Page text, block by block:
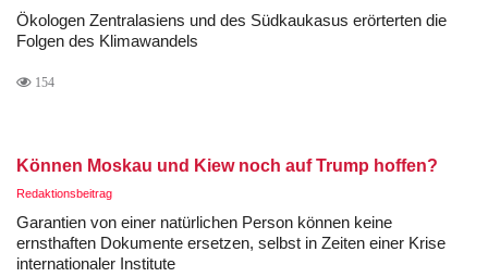
Ökologen Zentralasiens und des Südkaukasus erörterten die
Folgen des Klimawandels
154
Können Moskau und Kiew noch auf Trump hoffen?
Redaktionsbeitrag
Garantien von einer natürlichen Person können keine
ernsthaften Dokumente ersetzen, selbst in Zeiten einer Krise
internationaler Institute